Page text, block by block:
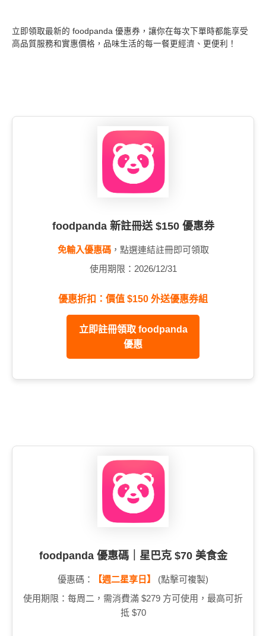
立即領取最新的 foodpanda 優惠券，讓你在每次下單時都能享受
高品質服務和實惠價格，品味生活的每一餐更經濟、更便利！
foodpanda 新註冊送 $150 優惠券
免輸入優惠碼，點選連結註冊即可領取
使用期限：2026/12/31
優惠折扣：價值 $150 外送優惠券組
立即註冊領取 foodpanda
優惠
foodpanda 優惠碼｜星巴克 $70 美食金
優惠碼： 【週二星享日】
(點擊可複製)
使用期限：每周二，需消費滿 $279 方可使用，最高可折
抵 $70